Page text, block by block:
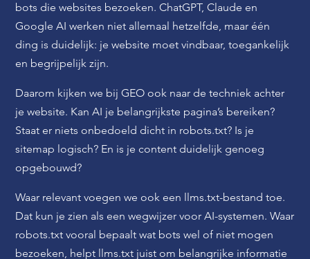
bots die websites bezoeken. ChatGPT, Claude en
Google AI werken niet allemaal hetzelfde, maar één
ding is duidelijk: je website moet vindbaar, toegankelijk
en begrijpelijk zijn.
Daarom kijken we bij GEO ook naar de techniek achter
je website. Kan AI je belangrijkste pagina’s bereiken?
Staat er niets onbedoeld dicht in robots.txt? Is je
sitemap logisch? En is je content duidelijk genoeg
opgebouwd?
Waar relevant voegen we ook een llms.txt-bestand toe.
Dat kun je zien als een wegwijzer voor AI-systemen. Waar
robots.txt vooral bepaalt wat bots wel of niet mogen
bezoeken, helpt llms.txt juist om belangrijke informatie